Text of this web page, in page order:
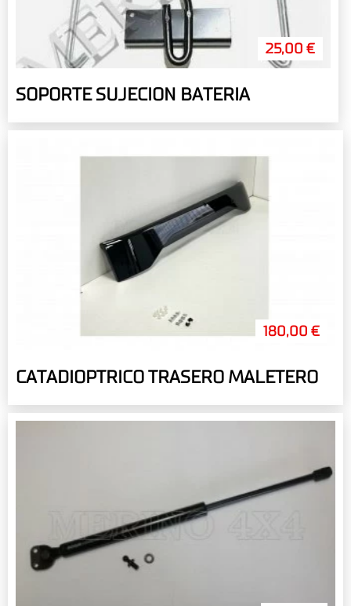
25,00 €
SOPORTE SUJECION BATERIA
180,00 €
CATADIOPTRICO TRASERO MALETERO